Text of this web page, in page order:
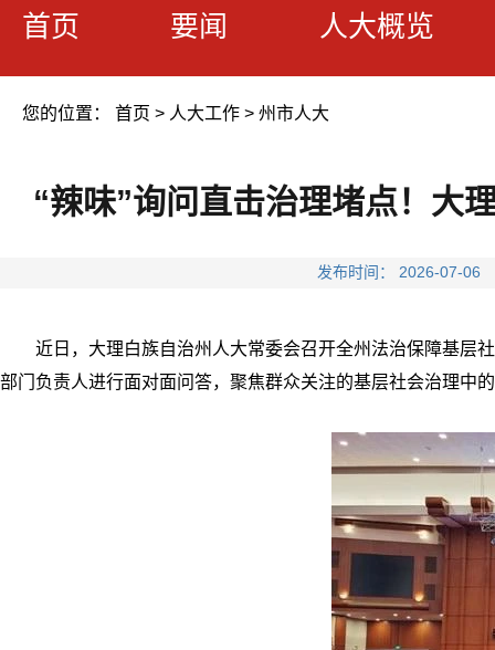
首页 要闻 人大概览
您的位置： 首页 > 人大工作 > 州市人大
“辣味”询问直击治理堵点！大
发布时间： 2026-07-
近日，大理白族自治州人大常委会召开全州法治保障基层
部门负责人进行面对面问答，聚焦群众关注的基层社会治理中